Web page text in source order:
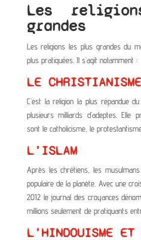
Les
grandes
Les religions les plus grandes du
plus pratiquées. Il s’agit notamment :
LE CHRISTIANISME
C’est la religion la plus répandue
plusieurs milliards d’adeptes. Elle
sont le catholicisme, le
L’ISLAM
Après les chrétiens, les
populaire de la planète. Avec une
2012 le journal des croyances
millions seulement de pratiquants
L’HINDOUISME ET